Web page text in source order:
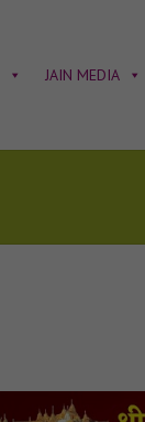
JAIN MEDIA